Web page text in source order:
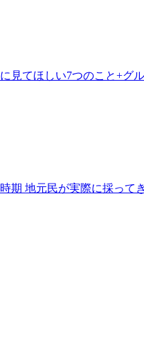
見てほしい7つのこと+グ
期 地元民が実際に採って